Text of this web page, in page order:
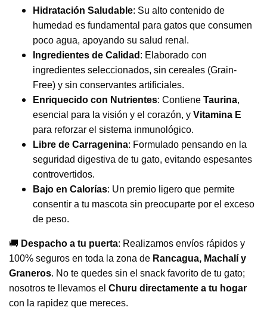
Hidratación Saludable: Su alto contenido de
humedad es fundamental para gatos que consumen
poco agua, apoyando su salud renal.
Ingredientes de Calidad : Elaborado con
ingredientes seleccionados, sin cereales (Grain-
Free) y sin conservantes artificiales.
Enriquecido con Nutrientes: Contiene Taurina,
esencial para la visión y el corazón, y Vitamina E
para reforzar el sistema inmunológico.
Libre de Carragenina: Formulado pensando en la
seguridad digestiva de tu gato, evitando espesantes
controvertidos.
Bajo en Calorías: Un premio ligero que permite
consentir a tu mascota sin preocuparte por el exceso
de peso.
🚚 Despacho a tu puerta: Realizamos envíos rápidos y
100% seguros en toda la zona de Rancagua, Machalí y
Graneros. No te quedes sin el snack favorito de tu gato;
nosotros te llevamos el Churu directamente a tu hogar
con la rapidez que mereces.